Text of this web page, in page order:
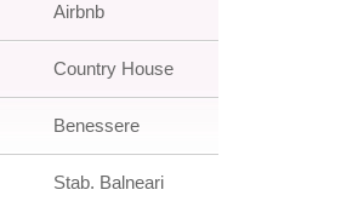
Airbnb
Country House
Benessere
Stab. Balneari